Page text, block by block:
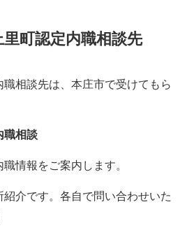
町認定内職相談先
相談先は、本庄市で受けてもら
相談
情報をご案内します。
介です。各自で問い合わせいた